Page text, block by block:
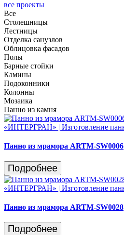
все проекты
Все
Столешницы
Лестницы
Отделка санузлов
Облицовка фасадов
Полы
Барные стойки
Камины
Подоконники
Колонны
Мозаика
Панно из камня
Панно из мрамора ARTM-SW0006
Подробнее
Панно из мрамора ARTM-SW0028
Подробнее